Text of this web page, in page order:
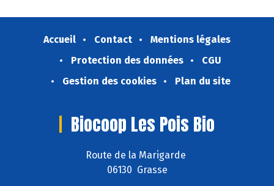
Accueil Contact
Mentions légales
Protection des données
CGU
Gestion des cookies
Plan du site
Biocoop Les Pois Bio
Route de la Marigarde
06130 Grasse